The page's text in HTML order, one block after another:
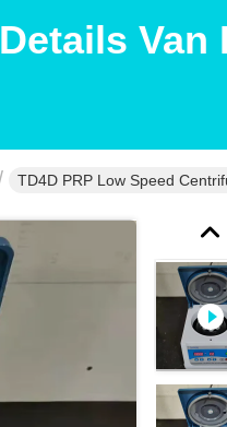
Details Van
TD4D PRP Low Speed